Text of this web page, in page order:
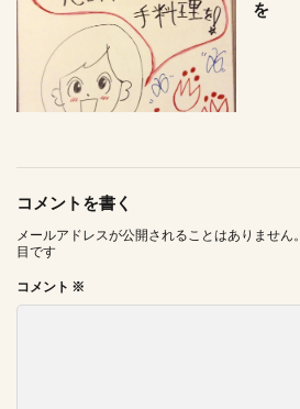
を
コメントを書く
メールアドレスが公開されることはありません。
目です
コメント ※